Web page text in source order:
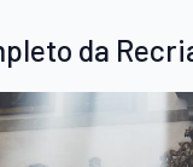
da